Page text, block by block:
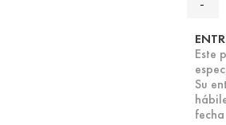
Este
Su